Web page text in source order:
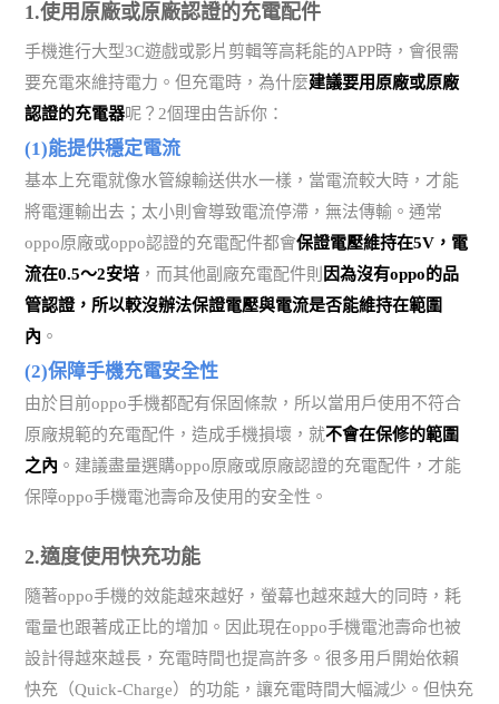
1.使用原廠或原廠認證的充電配件
手機進行大型3C遊戲或影片剪輯等高耗能的APP時，會很需
要充電來維持電力。但充電時，為什麼建議要用原廠或原廠
認證的充電器呢？2個理由告訴你：
(1)能提供穩定電流
基本上充電就像水管線輸送供水一樣，當電流較大時，才能
將電運輸出去；太小則會導致電流停滯，無法傳輸。通常
oppo原廠或oppo認證的充電配件都會保證電壓維持在5V，電
流在0.5～2安培 ，而其他副廠充電配件則 因為沒有oppo的品
管認證，所以較沒辦法保證電壓與電流是否能維持在範圍
內 。
(2)保障手機充電安全性
由於目前oppo手機都配有保固條款，所以當用戶使用不符合
原廠規範的充電配件，造成手機損壞，就不會在保修的範圍
之內 。建議盡量選購oppo原廠或原廠認證的充電配件，才能
保障oppo手機電池壽命及使用的安全性。
2.適度使用快充功能
隨著oppo手機的效能越來越好，螢幕也越來越大的同時，耗
電量也跟著成正比的增加。因此現在oppo手機電池壽命也被
設計得越來越長，充電時間也提高許多。很多用戶開始依賴
快充（Quick-Charge）的功能，讓充電時間大幅減少。但快充